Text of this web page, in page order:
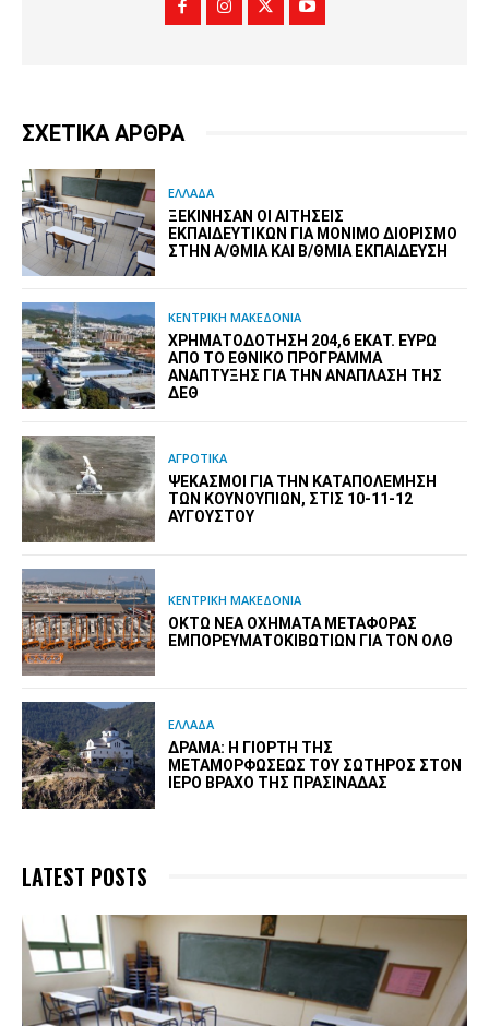
ΣΧΕΤΙΚΑ ΑΡΘΡΑ
ΕΛΛΑΔΑ
ΞΕΚΊΝΗΣΑΝ ΟΙ ΑΙΤΉΣΕΙΣ
ΕΚΠΑΙΔΕΥΤΙΚΏΝ ΓΙΑ ΜΌΝΙΜΟ ΔΙΟΡΙΣΜΌ
ΣΤΗΝ Α/ΘΜΙΑ ΚΑΙ Β/ΘΜΙΑ ΕΚΠΑΊΔΕΥΣΗ
ΚΕΝΤΡΙΚΗ ΜΑΚΕΔΟΝΙΑ
ΧΡΗΜΑΤΟΔΌΤΗΣΗ 204,6 ΕΚΑΤ. ΕΥΡΏ
ΑΠΌ ΤΟ ΕΘΝΙΚΌ ΠΡΌΓΡΑΜΜΑ
ΑΝΆΠΤΥΞΗΣ ΓΙΑ ΤΗΝ ΑΝΆΠΛΑΣΗ ΤΗΣ
ΔΕΘ
ΑΓΡΟΤΙΚΑ
ΨΕΚΑΣΜΟΊ ΓΙΑ ΤΗΝ ΚΑΤΑΠΟΛΈΜΗΣΗ
ΤΩΝ ΚΟΥΝΟΥΠΙΏΝ, ΣΤΙΣ 10-11-12
ΑΥΓΟΎΣΤΟΥ
ΚΕΝΤΡΙΚΗ ΜΑΚΕΔΟΝΙΑ
ΟΚΤΏ ΝΈΑ ΟΧΉΜΑΤΑ ΜΕΤΑΦΟΡΆΣ
ΕΜΠΟΡΕΥΜΑΤΟΚΙΒΩΤΊΩΝ ΓΙΑ ΤΟΝ ΟΛΘ
ΕΛΛΑΔΑ
ΔΡΆΜΑ: Η ΓΙΟΡΤΉ ΤΗΣ
ΜΕΤΑΜΟΡΦΏΣΕΩΣ ΤΟΥ ΣΩΤΉΡΟΣ ΣΤΟΝ
ΙΕΡΌ ΒΡΆΧΟ ΤΗΣ ΠΡΑΣΙΝΆΔΑΣ
LATEST POSTS